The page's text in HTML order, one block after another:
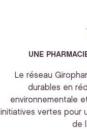
UNE
Le réseau
durables en
environnementale
initiatives vertes pour
de